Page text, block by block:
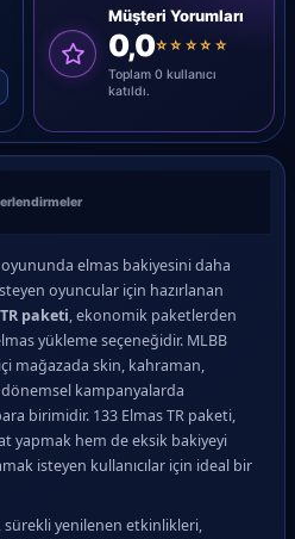
Müşteri Yorumları
0,0☆☆☆☆☆
Toplam 0 kullanıcı
katıldı.
elmas bakiyesini daha
oyuncular için hazırlanan
paketi, ekonomik paketlerden
yükleme seçeneğidir. MLBB
mağazada skin, kahraman,
kampanyalarda
birimidir. 133 Elmas TR paketi,
yapmak hem de eksik bakiyeyi
isteyen kullanıcılar için ideal bir
yenilenen etkinlikleri,